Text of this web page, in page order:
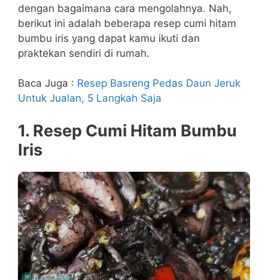
dengan bagaimana cara mengolahnya. Nah,
berikut ini adalah beberapa resep cumi hitam
bumbu iris yang dapat kamu ikuti dan
praktekan sendiri di rumah.
Baca Juga : Resep Basreng Pedas Daun Jeruk
Untuk Jualan, 5 Langkah Saja
1. Resep Cumi Hitam Bumbu
Iris